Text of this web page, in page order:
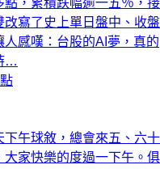
，累積跌幅逾一五％，接
寫了史上單日盤中、收盤
感嘆：台股的AI夢，真的
…
午球敘，總會來五、六十
家快樂的度過一下午。俱